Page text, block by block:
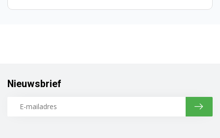
Siemens TE613209RW/07
Nieuwsbrief